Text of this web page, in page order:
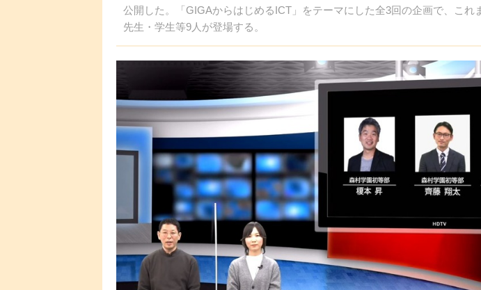
公開した。「GIGAからはじめるICT」をテーマにした全3回の企画で、これ
先生・学生等9人が登場する。